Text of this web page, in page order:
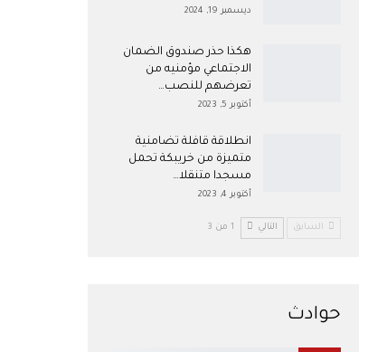
ديسمبر 19, 2024
هكذا حذر صندوق الضمان
الاجتماعي مؤمنيه من
تعرضهم للنصب…
أكتوبر 5, 2023
انطلاقة قافلة تضامنية
متميزة من خريبكة تحمل
مسجدا متنقلا…
أكتوبر 4, 2023
السابق التالي 1 من 3
حوادث